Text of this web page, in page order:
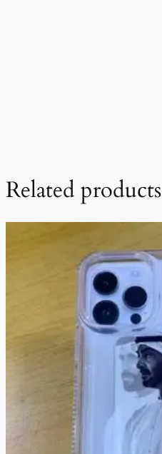
Related products